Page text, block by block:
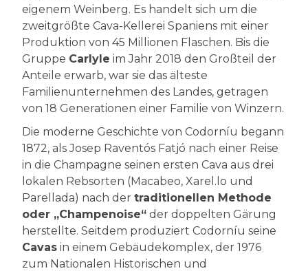
eigenem Weinberg. Es handelt sich um die
zweitgrößte Cava-Kellerei Spaniens mit einer
Produktion von 45 Millionen Flaschen. Bis die
Gruppe Carlyle im Jahr 2018 den Großteil der
Anteile erwarb, war sie das älteste
Familienunternehmen des Landes, getragen
von 18 Generationen einer Familie von Winzern.
Die moderne Geschichte von Codorníu begann
1872, als Josep Raventós Fatjó nach einer Reise
in die Champagne seinen ersten Cava aus drei
lokalen Rebsorten (Macabeo, Xarel.lo und
Parellada) nach der traditionellen Methode
oder „Champenoise“ der doppelten Gärung
herstellte. Seitdem produziert Codorníu seine
Cavas in einem Gebäudekomplex, der 1976
zum Nationalen Historischen und